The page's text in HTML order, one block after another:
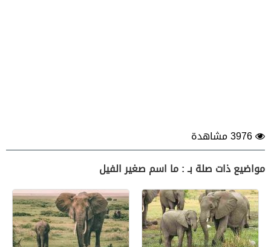
مواضيع ذات صلة بـ : ما اسم صغير الفيل